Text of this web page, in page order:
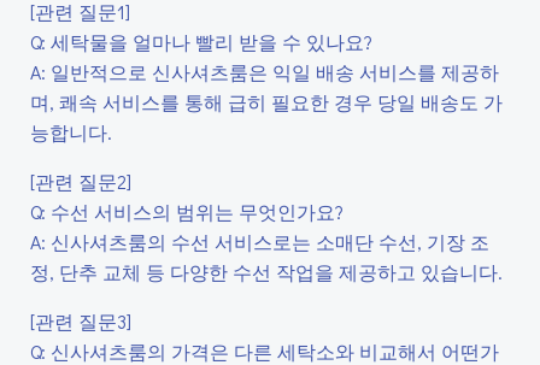
[관련 질문1]
Q: 세탁물을 얼마나 빨리 받을 수 있나요?
A: 일반적으로 신사셔츠룸은 익일 배송 서비스를 제공하
며, 쾌속 서비스를 통해 급히 필요한 경우 당일 배송도 가
능합니다.
[관련 질문2]
Q: 수선 서비스의 범위는 무엇인가요?
A: 신사셔츠룸의 수선 서비스로는 소매단 수선, 기장 조
정, 단추 교체 등 다양한 수선 작업을 제공하고 있습니다.
[관련 질문3]
Q: 신사셔츠룸의 가격은 다른 세탁소와 비교해서 어떤가